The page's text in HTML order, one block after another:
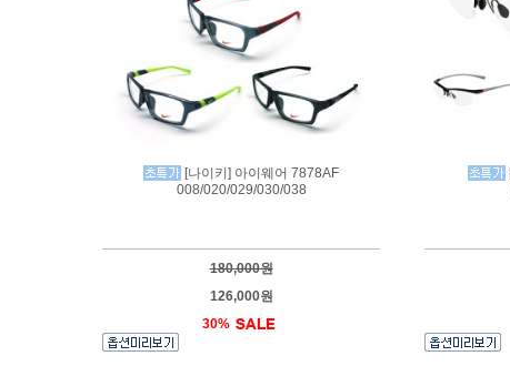
[나이키] 아이웨어 7878AF
008/020/029/030/038
180,000원
126,000원
30%